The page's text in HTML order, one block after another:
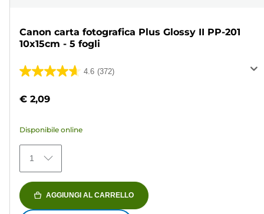
Canon carta fotografica Plus Glossy II PP-201
10x15cm - 5 fogli
4.6 (372)
4.6
5
372
recensioni
€ 2,09
Disponibile online
1
AGGIUNGI AL CARRELLO